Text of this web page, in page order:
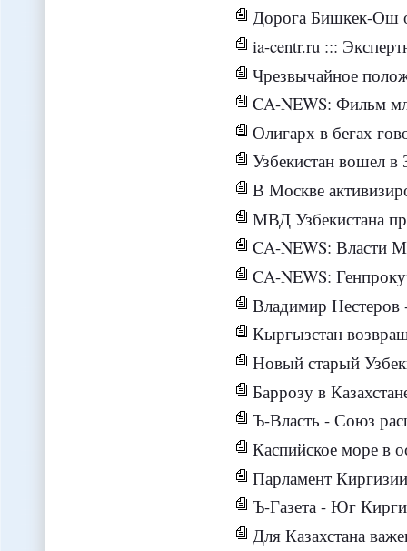
Дорога Бишкек-Ош
ia-centr.ru :::
Чрезвычайное
CA-NEWS: Фильм младшей
Олигарх в бегах
Узбекистан вошел в
В Москве
МВД Узбекистана
CA-NEWS: Власти Москвы
CA-NEWS: Генпрокуратура РК
Владимир Нестеров - Китай
Кыргызстан
Новый старый
Баррозу в Казахстане:
Ъ-Власть - Союз
Каспийское море в
Парламент Киргизии
Ъ-Газета - Юг
Для Казахстана